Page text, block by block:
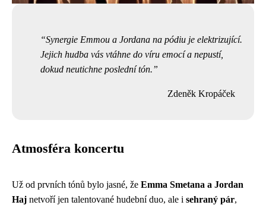
Synergie Emmou a Jordana na pódiu je elektrizující.
Jejich hudba vás vtáhne do víru emocí a nepustí,
dokud neutichne poslední tón.
Zdeněk Kropáček
Atmosféra koncertu
Už od prvních tónů bylo jasné, že Emma Smetana a Jordan
Haj netvoří jen talentované hudební duo, ale i sehraný pár,